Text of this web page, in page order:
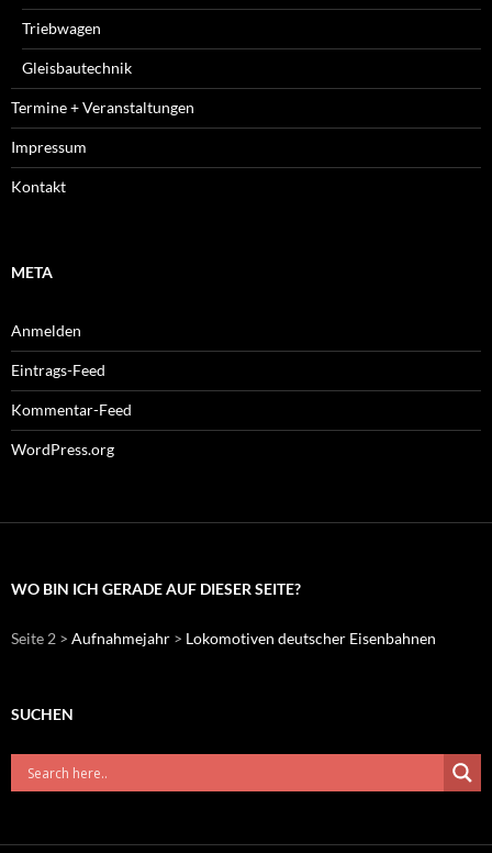
Triebwagen
Gleisbautechnik
Termine + Veranstaltungen
Impressum
Kontakt
META
Anmelden
Eintrags-Feed
Kommentar-Feed
WordPress.org
WO BIN ICH GERADE AUF DIESER SEITE?
Seite 2 > Aufnahmejahr > Lokomotiven deutscher Eisenbahnen
SUCHEN